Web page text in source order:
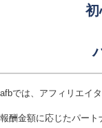
初
afbでは、アフィリエイ
報酬金額に応じたパー